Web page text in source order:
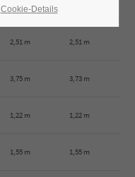
7,92 m
2,51 m 2,51 m
3,75 m 3,73 m
1,22 m 1,22 m
1,55 m 1,55 m
Cookie-Details